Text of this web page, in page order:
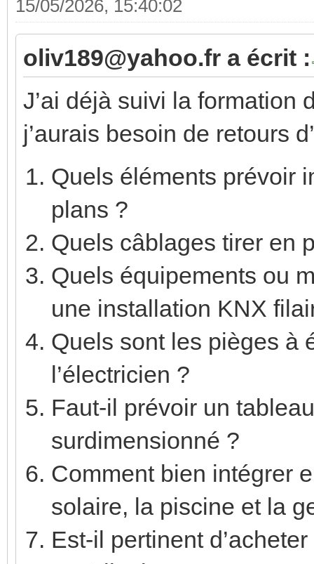
15/05/2026, 15:40:02
oliv189@yahoo.fr a écrit :
J’ai déjà suivi la formation
j’aurais besoin de retours
Quels éléments prévoir
plans ?
Quels câblages tirer en
Quels équipements ou
une installation KNX
Quels sont les pièges à
l’électricien ?
Faut-il prévoir un
surdimensionné ?
Comment bien intégrer
solaire, la piscine et la
Est-il pertinent